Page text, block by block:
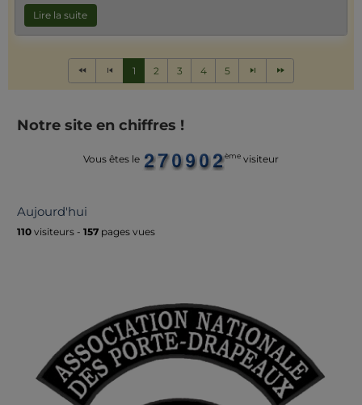
Lire la suite
1 2 3 4 5
Notre site en chiffres !
Vous êtes le ème visiteur
Aujourd'hui
110 visiteurs - 157 pages vues